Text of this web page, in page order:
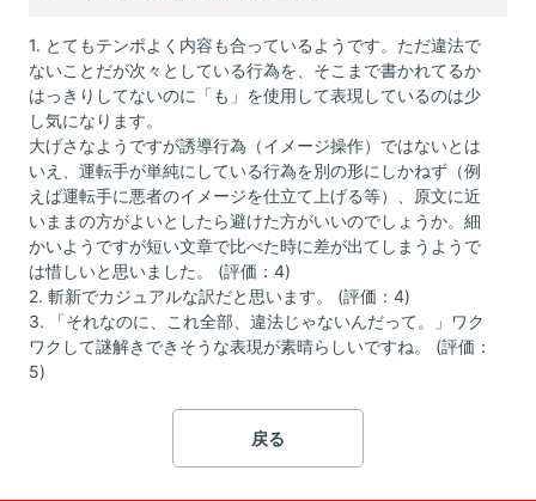
1. とてもテンポよく内容も合っているようです。ただ違法で
ないことだが次々としている行為を、そこまで書かれてるか
はっきりしてないのに「も」を使用して表現しているのは少
し気になります。
大げさなようですが誘導行為（イメージ操作）ではないとは
いえ、運転手が単純にしている行為を別の形にしかねず（例
えば運転手に悪者のイメージを仕立て上げる等）、原文に近
いままの方がよいとしたら避けた方がいいのでしょうか。細
かいようですが短い文章で比べた時に差が出てしまうようで
は惜しいと思いました。 (評価：4)
2. 斬新でカジュアルな訳だと思います。 (評価：4)
3. 「それなのに、これ全部、違法じゃないんだって。」ワク
ワクして謎解きできそうな表現が素晴らしいですね。 (評価：
5)
戻る